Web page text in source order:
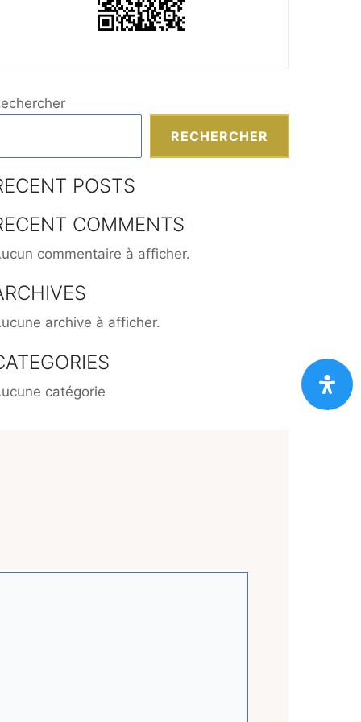
RECHERCHER
POSTS
COMMENTS
commentaire à afficher.
archive à afficher.
catégorie